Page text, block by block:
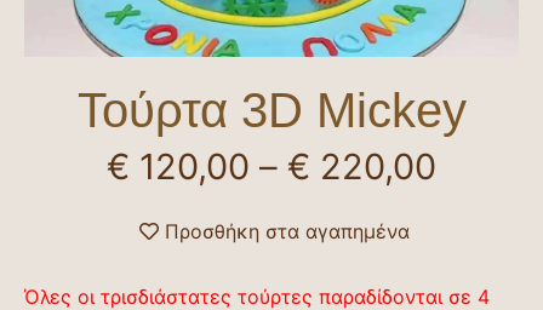
Τούρτα 3D Mickey
€ 120,00 – € 220,00
Προσθήκη στα αγαπημένα
Όλες οι τρισδιάστατες τούρτες παραδίδονται σε 4